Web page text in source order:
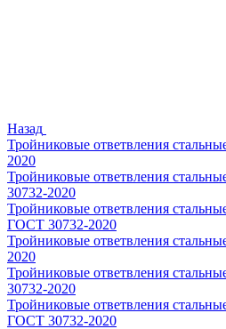
Назад
Тройниковые ответвления
2020
Тройниковые ответвления
30732-2020
Тройниковые ответвления
ГОСТ 30732-2020
Тройниковые ответвления
2020
Тройниковые ответвления
30732-2020
Тройниковые ответвления
ГОСТ 30732-2020